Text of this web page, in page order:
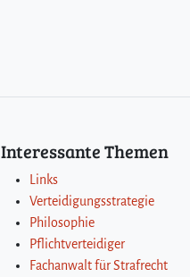
Interessante Themen
Links
Verteidigungsstrategie
Philosophie
Pflichtverteidiger
Fachanwalt für Strafrecht